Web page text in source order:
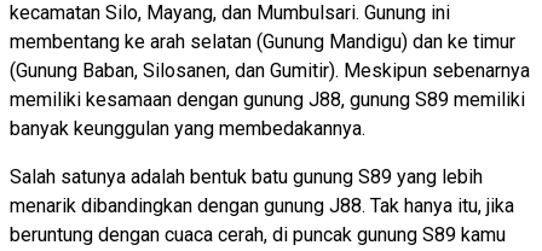
kecamatan Silo, Mayang, dan Mumbulsari. Gunung ini
membentang ke arah selatan (Gunung Mandigu) dan ke timur
(Gunung Baban, Silosanen, dan Gumitir). Meskipun sebenarnya
memiliki kesamaan dengan gunung J88, gunung S89 memiliki
banyak keunggulan yang membedakannya.
Salah satunya adalah bentuk batu gunung S89 yang lebih
menarik dibandingkan dengan gunung J88. Tak hanya itu, jika
beruntung dengan cuaca cerah, di puncak gunung S89 kamu